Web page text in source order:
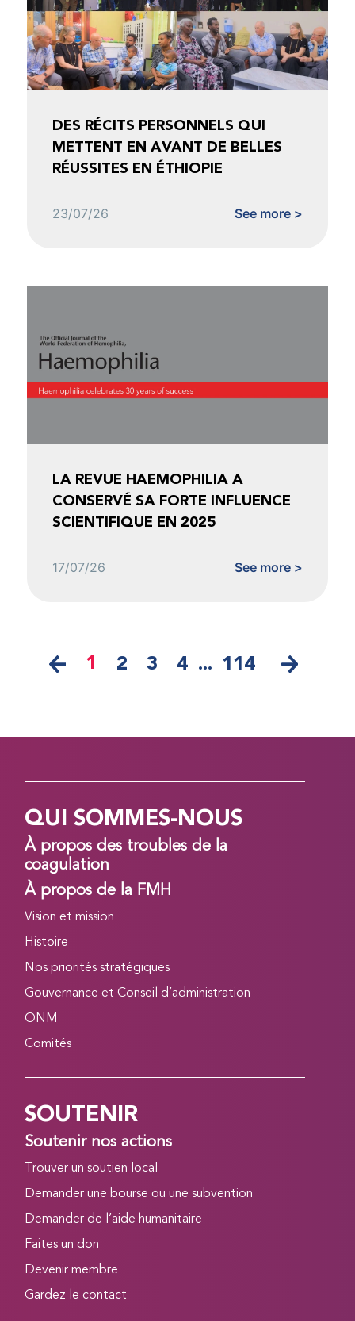
DES RÉCITS PERSONNELS QUI
METTENT EN AVANT DE BELLES
RÉUSSITES EN ÉTHIOPIE
23/07/26 See more >
LA REVUE HAEMOPHILIA A
CONSERVÉ SA FORTE INFLUENCE
SCIENTIFIQUE EN 2025
17/07/26 See more >
1 2 3 4 ... 114
QUI SOMMES-NOUS
À propos des troubles de la
coagulation
À propos de la FMH
Vision et mission
Histoire
Nos priorités stratégiques
Gouvernance et Conseil d’administration
ONM
Comités
SOUTENIR
Soutenir nos actions
Trouver un soutien local
Demander une bourse ou une subvention
Demander de l’aide humanitaire
Faites un don
Devenir membre
Gardez le contact